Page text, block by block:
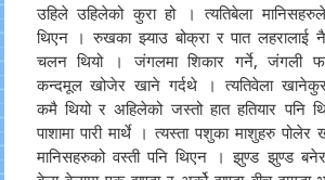
उहिले उहिलेको कुरा हो । त्यतिबेला
थिएन । रुखका झ्याउ बोक्रा र पात लहरालाई
चलन थियो । जंगलमा शिकार गर्ने, जंगली
कन्दमूल खोजेर खाने गर्दथे । त्यतिवेला
कमै थियो र अहिलेको जस्तो हात हतियार पनि
पाशामा पारी मार्थे । त्यस्ता पशुका माशुहरु पोलेर
मानिसहरुको वस्ती पनि थिएन । झुण्ड झुण्ड